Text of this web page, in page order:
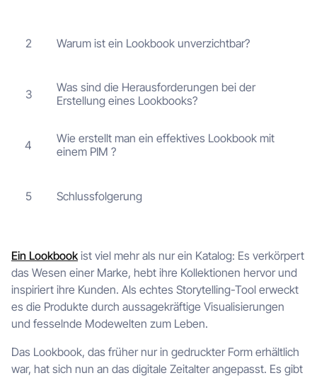
2 Warum ist ein Lookbook unverzichtbar?
3
Was sind die Herausforderungen bei der
Erstellung eines Lookbooks?
4
Wie erstellt man ein effektives Lookbook mit
einem PIM ?
5 Schlussfolgerung
Ein Lookbookist viel mehr als nur ein Katalog: Es verkörpert
das Wesen einer Marke, hebt ihre Kollektionen hervor und
inspiriert ihre Kunden. Als echtes Storytelling-Tool erweckt
es die Produkte durch aussagekräftige Visualisierungen
und fesselnde Modewelten zum Leben.
Das Lookbook, das früher nur in gedruckter Form erhältlich
war, hat sich nun an das digitale Zeitalter angepasst. Es gibt